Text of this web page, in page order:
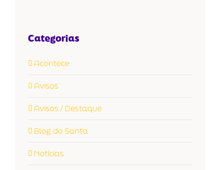
Categorias
Acontece
Avisos
Avisos / Destaque
Blog do Santa
Notícias